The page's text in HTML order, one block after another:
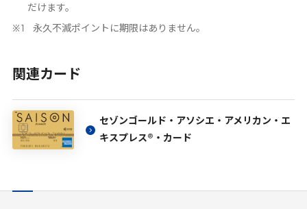
だけます。
永久不滅ポイントに期限はありません。
関連カード
セゾンゴールド・アソシエ・アメリカン・エ
キスプレス®・カード